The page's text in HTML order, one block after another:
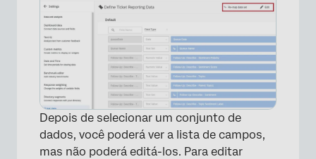
Depois de selecionar um conjunto de
dados, você poderá ver a lista de campos,
mas não poderá editá-los. Para editar